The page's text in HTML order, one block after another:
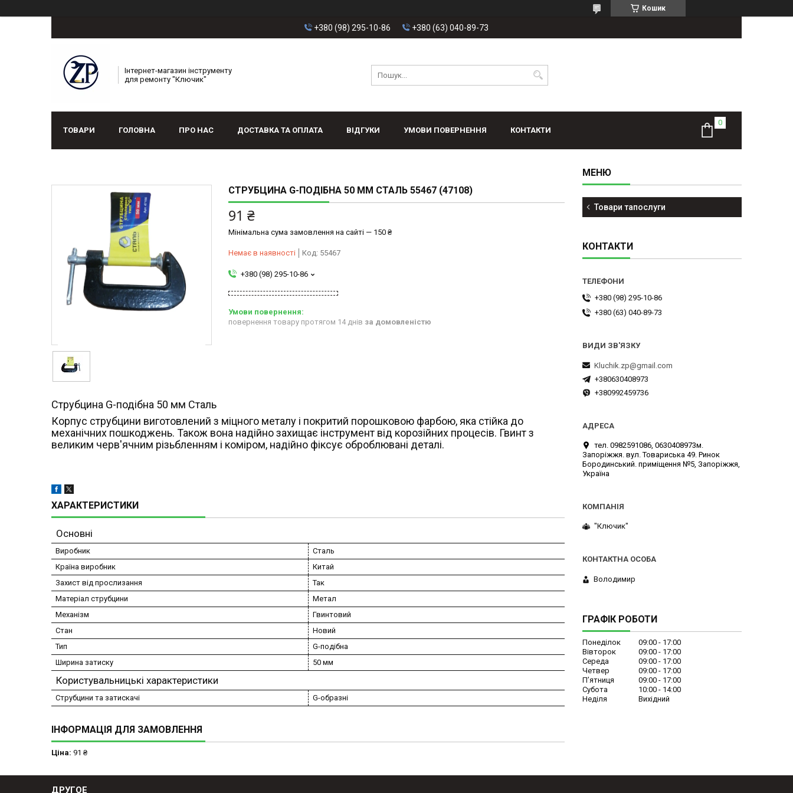
Кошик
+380 (98) 295-10-86 +380 (63) 040-89-73
Інтернет-магазин інструменту
для ремонту "Ключик"
ТОВАРИ ГОЛОВНА ПРО НАС ДОСТАВКА ТА ОПЛАТА ВІДГУКИ УМОВИ ПОВЕРНЕННЯ КОНТАКТИ
СТРУБЦИНА G-ПОДІБНА 50 ММ СТАЛЬ 55467 (47108)
91 ₴
Мінімальна сума замовлення на сайті — 150 ₴
Немає в наявності Код: 55467
+380 (98) 295-10-86
повернення товару протягом 14 днів за домовленістю
Струбцина G-подібна 50 мм Сталь
Корпус струбцини виготовлений з міцного металу і покритий порошковою фарбою, яка стійка до
механічних пошкоджень. Також вона надійно захищає інструмент від корозійних процесів. Гвинт з
великим черв'ячним різьбленням і коміром, надійно фіксує оброблювані деталі.
ХАРАКТЕРИСТИКИ
Основні
Виробник
Сталь
Країна виробник
Китай
Захист від прослизання
Так
Матеріал струбцини
Метал
Механізм
Гвинтовий
Стан
Новий
Тип
G-подібна
Ширина затиску
50 мм
Користувальницькі характеристики
Струбцини та затискачі G-образні
ІНФОРМАЦІЯ ДЛЯ ЗАМОВЛЕННЯ
Ціна: 91 ₴
Товари тапослуги
КОНТАКТИ
+380 (98) 295-10-86
+380 (63) 040-89-73
Kluchik.zp@gmail.com
+380630408973
+380992459736
тел. 0982591086, 0630408973м.
Запоріжжя. вул. Товариська 49. Ринок
Бородинський. приміщення №5, Запоріжжя,
Україна
"Ключик"
Володимир
ГРАФІК РОБОТИ
Понеділок 09:00
17:00
Вівторок
09:00
17:00
Середа
09:00
17:00
Четвер
09:00
17:00
Пʼятниця
09:00
17:00
Субота
10:00
14:00
Неділя
Вихідний
ДРУГОЕ